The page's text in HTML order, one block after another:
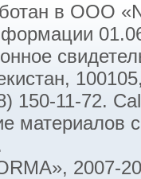
в ООО
150-11-72.
материалов
2007-